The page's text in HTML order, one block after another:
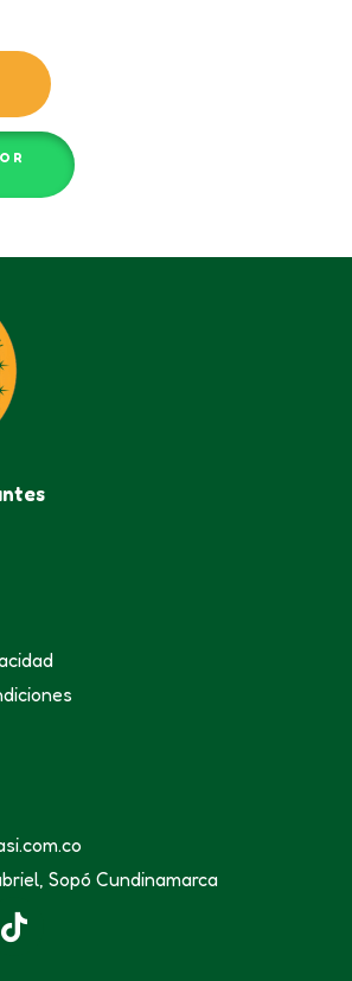
Sopó Cundinamarca
T
i